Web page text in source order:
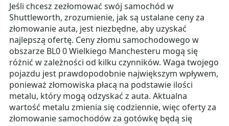
Jeśli chcesz zezłomować swój samochód w
Shuttleworth, zrozumienie, jak są ustalane ceny za
złomowanie auta, jest niezbędne, aby uzyskać
najlepszą ofertę. Ceny złomu samochodowego w
obszarze BL0 0 Wielkiego Manchesteru mogą się
różnić w zależności od kilku czynników. Waga twojego
pojazdu jest prawdopodobnie największym wpływem,
ponieważ złomowiska płacą na podstawie ilości
metalu, który mogą odzyskać z auta. Aktualna
wartość metalu zmienia się codziennie, więc oferty za
złomowanie samochodów za gotówkę będą się